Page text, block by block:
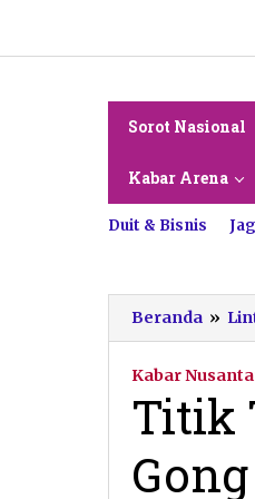
konten
Sorot Nasional
Kabar Arena
Duit & Bisnis
Beranda »
Kabar
Titik